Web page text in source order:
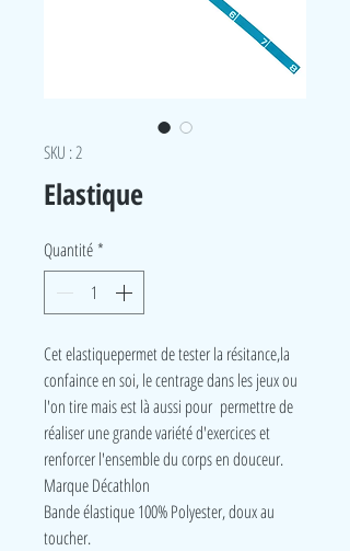
SKU : 2
Elastique
Quantité *
Cet elastiquepermet de tester la résitance,la
confaince en soi, le centrage dans les jeux ou
l'on tire mais est là aussi pour permettre de
réaliser une grande variété d'exercices et
renforcer l'ensemble du corps en douceur.
Marque Décathlon
Bande élastique 100% Polyester, doux au
toucher.